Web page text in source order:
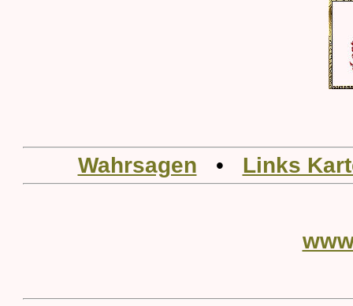
Wahrsagen • Links